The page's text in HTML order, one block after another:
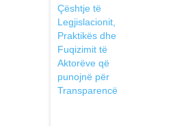
Çështje të
Legjislacionit,
Praktikës dhe
Fuqizimit të
Aktorëve që
punojnë pёr
Transparencë